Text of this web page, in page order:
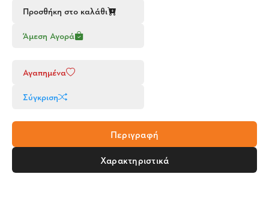
Προσθήκη στο καλάθι
Άμεση Αγορά
Αγαπημένα
Σύγκριση
Περιγραφή
Χαρακτηριστικά